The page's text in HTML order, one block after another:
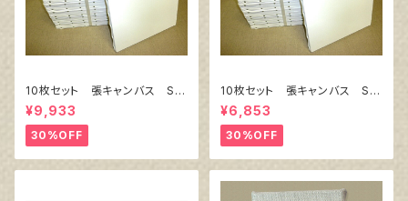
10枚セット 張キャンバス Sn
owWhite SPC（綿・ポリエステ
ル）F8 455㎜×380㎜
¥9,933
30%OFF
10枚セット 張キャンバス Sn
owWhite SPC（綿・ポリエステ
ル）F4 333㎜×242㎜
¥6,853
30%OFF